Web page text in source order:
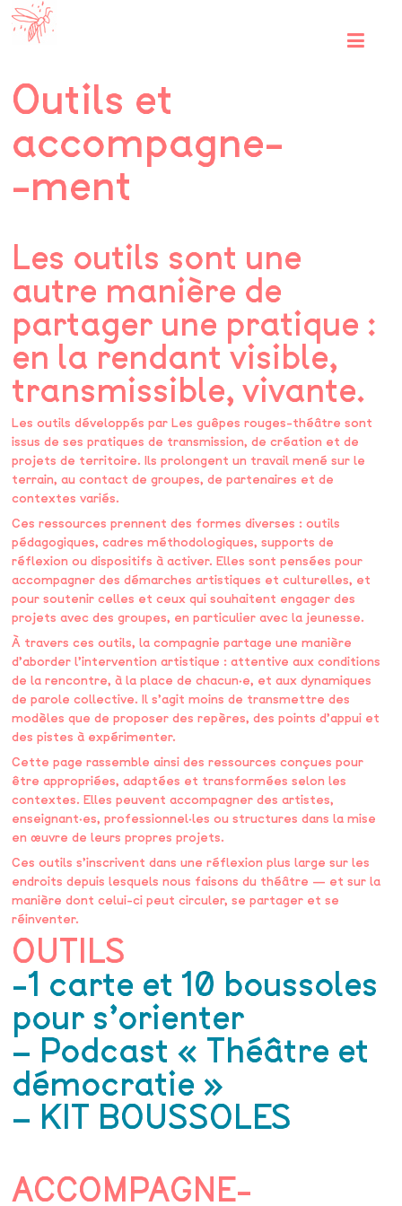
Skip
to
content
Les
rouges
Outils et
accompagne-
-ment
Les outils sont une
autre manière de
partager une pratique :
en la rendant visible,
transmissible, vivante.
Les outils développés par Les guêpes rouges-théâtre sont
issus de ses pratiques de transmission, de création et de
projets de territoire. Ils prolongent un travail mené sur le
terrain, au contact de groupes, de partenaires et de
contextes variés.
Ces ressources prennent des formes diverses : outils
pédagogiques, cadres méthodologiques, supports de
réflexion ou dispositifs à activer. Elles sont pensées pour
accompagner des démarches artistiques et culturelles, et
pour soutenir celles et ceux qui souhaitent engager des
projets avec des groupes, en particulier avec la jeunesse.
À travers ces outils, la compagnie partage une manière
d’aborder l’intervention artistique : attentive aux conditions
de la rencontre, à la place de chacun·e, et aux dynamiques
de parole collective. Il s’agit moins de transmettre des
modèles que de proposer des repères, des points d’appui et
des pistes à expérimenter.
Cette page rassemble ainsi des ressources conçues pour
être appropriées, adaptées et transformées selon les
contextes. Elles peuvent accompagner des artistes,
enseignant·es, professionnel·les ou structures dans la mise
en œuvre de leurs propres projets.
Ces outils s’inscrivent dans une réflexion plus large sur les
endroits depuis lesquels nous faisons du théâtre — et sur la
manière dont celui-ci peut circuler, se partager et se
réinventer.
OUTILS
-1 carte et 10 boussoles
pour s’orienter
– Podcast « Théâtre et
démocratie »
– KIT BOUSSOLES
ACCOMPAGNE-